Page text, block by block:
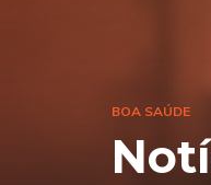
BOA SAÚDE